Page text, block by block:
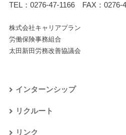
TEL： 0276-47-1166FAX：0276-
株式会社キャリアプラン
労働保険事務組合
太田新田労務改善協議会
インターンシップ
リクルート
リンク